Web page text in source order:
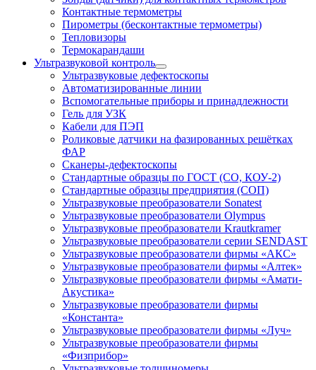
Контактные термометры
Пирометры (бесконтактные термометры)
Тепловизоры
Термокарандаши
Ультразвуковой контроль
Ультразвуковые дефектоскопы
Автоматизированные линии
Вспомогательные приборы и принадлежности
Гель для УЗК
Кабели для ПЭП
Роликовые датчики на фазированных решётках
ФАР
Сканеры-дефектоскопы
Стандартные образцы по ГОСТ (СО, КОУ-2)
Стандартные образцы предприятия (СОП)
Ультразвуковые преобразователи Sonatest
Ультразвуковые преобразователи Olympus
Ультразвуковые преобразователи Krautkramer
Ультразвуковые преобразователи серии SENDAST
Ультразвуковые преобразователи фирмы «АКС»
Ультразвуковые преобразователи фирмы «Алтек»
Ультразвуковые преобразователи фирмы «Амати-
Акустика»
Ультразвуковые преобразователи фирмы
«Константа»
Ультразвуковые преобразователи фирмы «Луч»
Ультразвуковые преобразователи фирмы
«Физприбор»